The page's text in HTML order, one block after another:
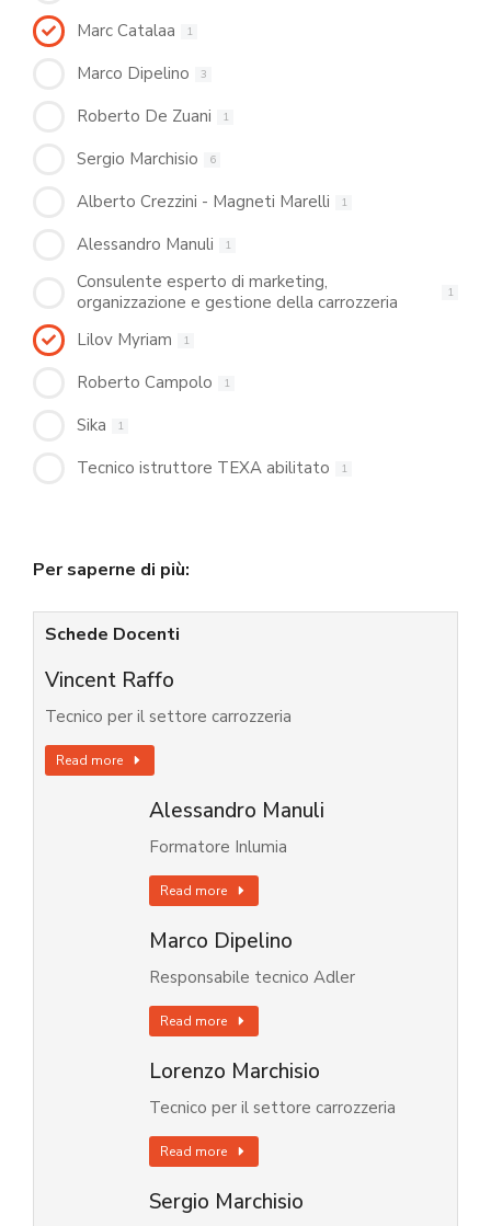
Marc Catalaa 1
Marco Dipelino 3
Roberto De Zuani 1
Sergio Marchisio 6
Alberto Crezzini - Magneti Marelli 1
Alessandro Manuli 1
Consulente esperto di marketing,
organizzazione e gestione della carrozzeria
1
Lilov Myriam 1
Roberto Campolo 1
Sika 1
Tecnico istruttore TEXA abilitato 1
Per saperne di più:
Schede Docenti
Vincent Raffo
Tecnico per il settore carrozzeria
Read more
Alessandro Manuli
Formatore Inlumia
Read more
Marco Dipelino
Responsabile tecnico Adler
Read more
Lorenzo Marchisio
Tecnico per il settore carrozzeria
Read more
Sergio Marchisio